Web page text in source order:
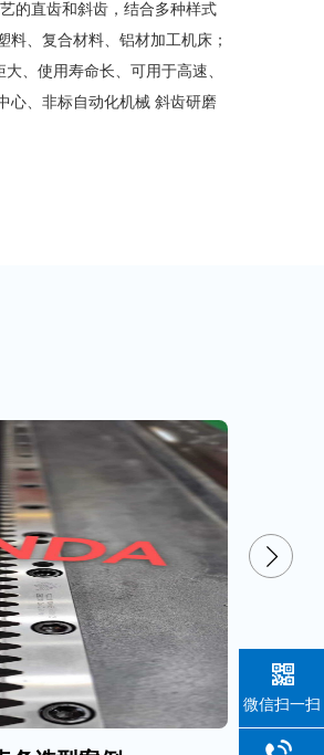
的直齿和斜齿，结合多种样式
、复合材料、铝材加工机床；
、使用寿命长、可用于高速、
心、非标自动化机械 斜齿研磨
微信扫一扫